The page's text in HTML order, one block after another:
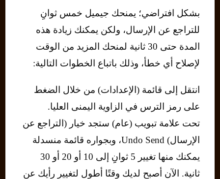
بشكل افتراضي؛ يمنحك جيميل خمس ثوانِِ
للتراجع عن الإرسال، ولكن يمكنك زيادة هذه
المدة حتى 30 ثانية لمنحك المزيد من الوقت
لإصلاح أي خطأ، وذلك باتباع الخطوات التالية:
انتقل إلى قائمة (الإعدادات) من خلال الضغط
على رمز الترس في الزاوية اليمنى العليا.
تحت علامة تبويب (عام) ستجد خيار (التراجع عن
الإرسال) Undo Send، وبجواره قائمة منسدلة
يمكنك منها تغيير 5 ثوانِِ إلى 10 أو 20 أو 30
ثانية. الآن أصبح لديك وقتًا أطول لتغيير رأيك عن